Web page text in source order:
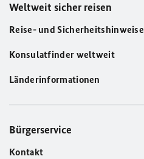
Weltweit sicher reisen
Reise- und Sicherheitshinweise
Konsulatfinder weltweit
Länderinformationen
Bürgerservice
Kontakt